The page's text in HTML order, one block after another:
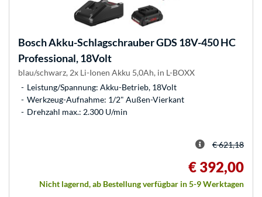
BoschAkku-Schlagschrauber GDS 18V-450 HC
Professional, 18Volt
blau/schwarz, 2x Li-Ionen Akku 5,0Ah, in L-BOXX
Leistung/Spannung: Akku-Betrieb, 18Volt
Werkzeug-Aufnahme: 1/2" Außen-Vierkant
Drehzahl max.: 2.300 U/min
€ 621,18
€ 392,00
Nicht lagernd, ab Bestellung verfügbar in 5-9 Werktagen